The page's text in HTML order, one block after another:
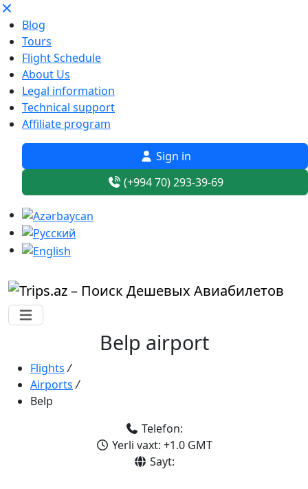
Blog
Tours
Flight Schedule
About Us
Legal information
Technical support
Affiliate program
Sign in
(+994 70) 293-39-69
Belp airport
Flights /
Airports /
Belp
Telefon:
Yerli vaxt: +1.0 GMT
Sayt: